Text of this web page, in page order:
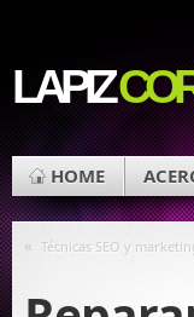
LAPIZ
HOME
« Técnicas SEO y